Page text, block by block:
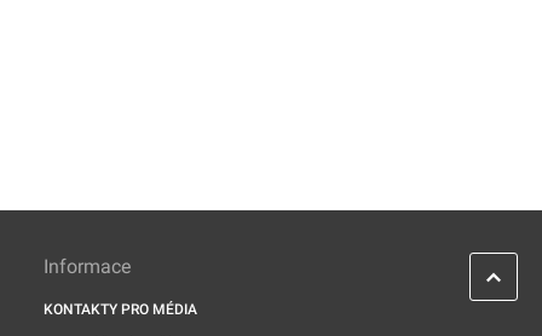
Informace
KONTAKTY PRO MÉDIA